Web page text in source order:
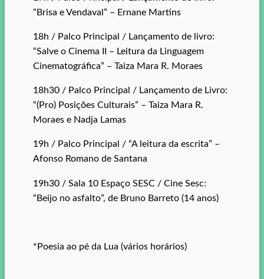
“Brisa e Vendaval” – Ernane Martins
18h / Palco Principal / Lançamento de livro:
“Salve o Cinema II – Leitura da Linguagem
Cinematográfica” – Taiza Mara R. Moraes
18h30 / Palco Principal / Lançamento de Livro:
“(Pro) Posições Culturais” – Taiza Mara R.
Moraes e Nadja Lamas
19h / Palco Principal / “A leitura da escrita” –
Afonso Romano de Santana
19h30 / Sala 10 Espaço SESC / Cine Sesc:
“Beijo no asfalto”, de Bruno Barreto (14 anos)
*Poesia ao pé da Lua (vários horários)